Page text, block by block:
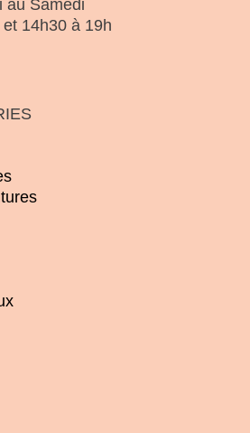
au Samedi
14h30 à 19h